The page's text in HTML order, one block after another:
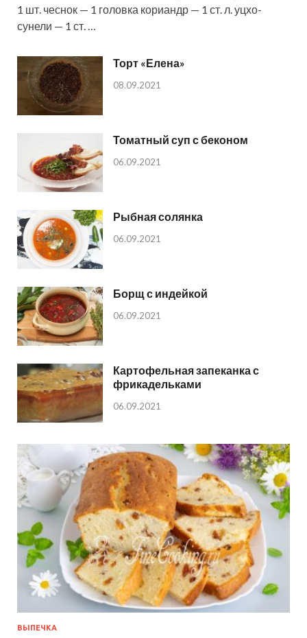
1 шт. чеснок — 1 головка кориандр — 1 ст. л. уцхо-
сунели — 1 ст. …
Торт «Елена»
08.09.2021
Томатный суп с беконом
06.09.2021
Рыбная солянка
06.09.2021
Борщ с индейкой
06.09.2021
Картофельная запеканка с
фрикадельками
06.09.2021
ВЫПЕЧКА